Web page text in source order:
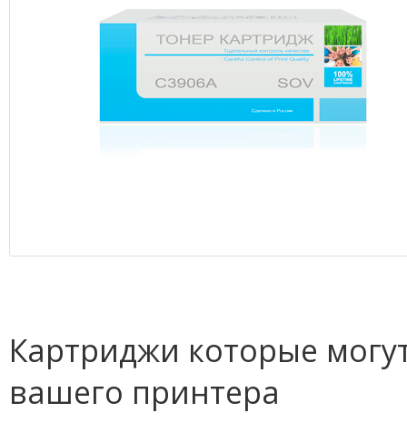
Картриджи которые
вашего принтера